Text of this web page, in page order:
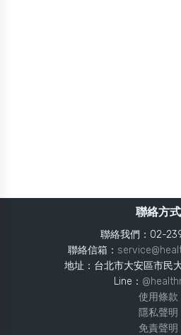
聯絡方式
聯絡我們：02-
聯絡信箱：
地址：台北市大安區市民
Line：
使用條款
隱私聲明
免責聲明